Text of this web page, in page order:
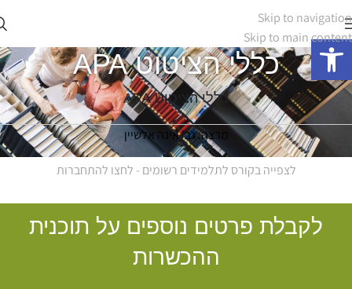
Skip to navigation
Skip to main content
כללי הציטוט APA
כללי הציטוט APA
מרצה: גב' אינה אלשיין
לצפייה בקורס לתלמידים רשומים - לחצו להתחברות
לקבלת פרטים נוספים על תוכנית
ההכשרות
פתח סרגל נגישות